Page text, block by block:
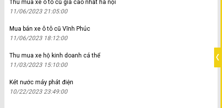
Thu mua xe ô tô cũ giá cao nhất hà nội
11/06/2023 21:05:00
Mua bán xe ô tô cũ Vĩnh Phúc
11/06/2023 18:12:00
Thu mua xe hộ kinh doanh cá thể
11/03/2023 15:10:00
Két nước máy phát điện
10/22/2023 23:49:00